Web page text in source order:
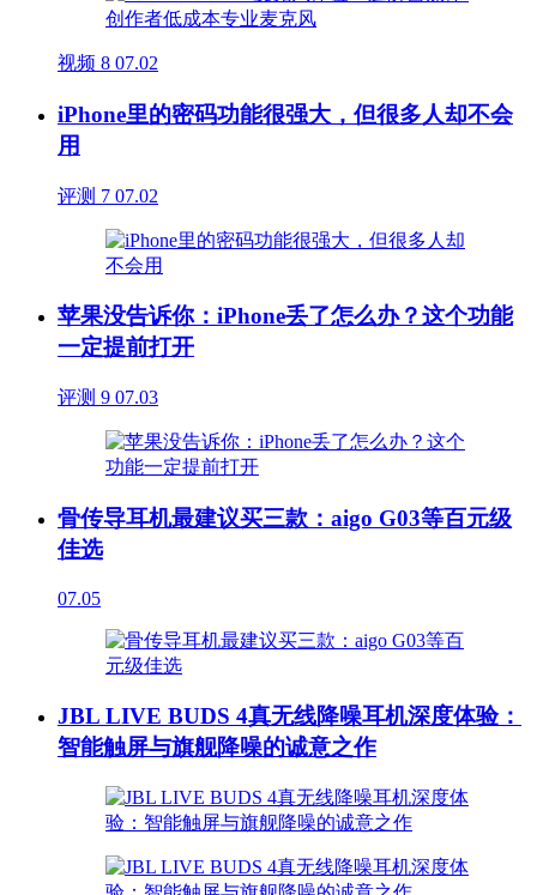
视频 8 07.02
iPhone里的密码功能很强大，但很多人却不会
用
评测 7 07.02
苹果没告诉你：iPhone丢了怎么办？这个功能
一定提前打开
评测 9 07.03
骨传导耳机最建议买三款：aigo G03等百元级
佳选
07.05
JBL LIVE BUDS 4真无线降噪耳机深度体验：
智能触屏与旗舰降噪的诚意之作